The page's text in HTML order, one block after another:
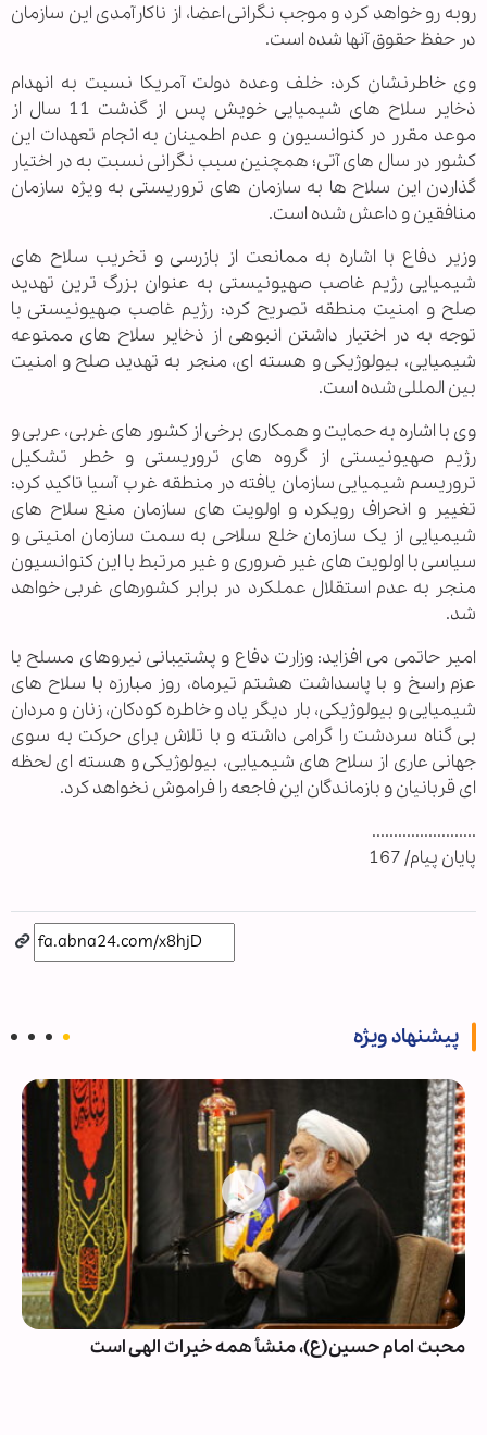
روبه رو خواهد کرد و موجب نگرانی اعضا، از ناکارآمدی این سازمان
در حفظ حقوق آنها شده است.
وی خاطرنشان کرد: خلف وعده دولت آمریکا نسبت به انهدام
ذخایر سلاح های شیمیایی خویش پس از گذشت 11 سال از
موعد مقرر در کنوانسیون و عدم اطمینان به انجام تعهدات این
کشور در سال های آتی؛ همچنین سبب نگرانی نسبت به در اختیار
گذاردن این سلاح ها به سازمان های تروریستی به ویژه سازمان
منافقین و داعش شده است.
وزیر دفاع با اشاره به ممانعت از بازرسی و تخریب سلاح های
شیمیایی رژیم غاصب صهیونیستی به عنوان بزرگ ترین تهدید
صلح و امنیت منطقه تصریح کرد: رژیم غاصب صهیونیستی با
توجه به در اختیار داشتن انبوهی از ذخایر سلاح های ممنوعه
شیمیایی، بیولوژیکی و هسته ای، منجر به تهدید صلح و امنیت
بین المللی شده است.
وی با اشاره به حمایت و همکاری برخی از کشور های غربی، عربی و
رژیم صهیونیستی از گروه های تروریستی و خطر تشکیل
تروریسم شیمیایی سازمان یافته در منطقه غرب آسیا تاکید کرد:
تغییر و انحراف رویکرد و اولویت های سازمان منع سلاح های
شیمیایی از یک سازمان خلع سلاحی به سمت سازمان امنیتی و
سیاسی با اولویت های غیر ضروری و غیر مرتبط با این کنوانسیون
منجر به عدم استقلال عملکرد در برابر کشورهای غربی خواهد
شد.
امیر حاتمی می افزاید: وزارت دفاع و پشتیبانی نیروهای مسلح با
عزم راسخ و با پاسداشت هشتم تیرماه، روز مبارزه با سلاح های
شیمیایی و بیولوژیکی، بار دیگر یاد و خاطره کودکان، زنان و مردان
بی گناه سردشت را گرامی داشته و با تلاش برای حرکت به سوی
جهانی عاری از سلاح های شیمیایی، بیولوژیکی و هسته ای لحظه
ای قربانیان و بازماندگان این فاجعه را فراموش نخواهد کرد.
........................
پایان پیام/ 167
پیشنهاد ویژه
محبت امام حسین(ع)، منشأ همه خیرات الهی است